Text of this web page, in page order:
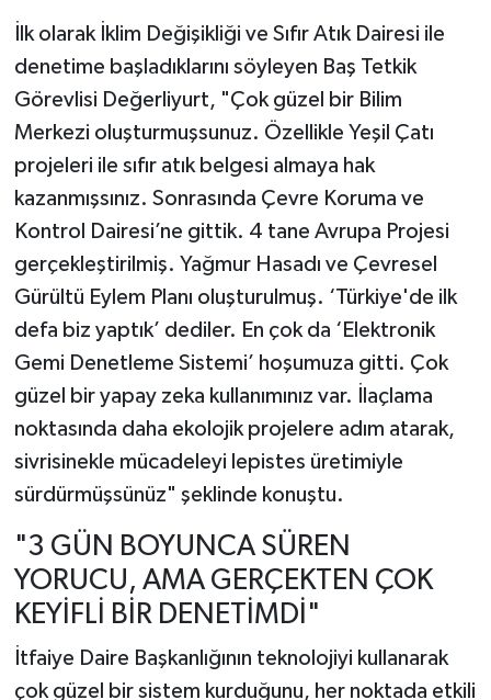
İlk olarak İklim Değişikliği ve Sıfır Atık Dairesi ile
denetime başladıklarını söyleyen Baş Tetkik
Görevlisi Değerliyurt, "Çok güzel bir Bilim
Merkezi oluşturmuşsunuz. Özellikle Yeşil Çatı
projeleri ile sıfır atık belgesi almaya hak
kazanmışsınız. Sonrasında Çevre Koruma ve
Kontrol Dairesi’ne gittik. 4 tane Avrupa Projesi
gerçekleştirilmiş. Yağmur Hasadı ve Çevresel
Gürültü Eylem Planı oluşturulmuş. ‘Türkiye'de ilk
defa biz yaptık’ dediler. En çok da ‘Elektronik
Gemi Denetleme Sistemi’ hoşumuza gitti. Çok
güzel bir yapay zeka kullanımınız var. İlaçlama
noktasında daha ekolojik projelere adım atarak,
sivrisinekle mücadeleyi lepistes üretimiyle
sürdürmüşsünüz" şeklinde konuştu.
"3 GÜN BOYUNCA SÜREN
YORUCU, AMA GERÇEKTEN ÇOK
KEYİFLİ BİR DENETİMDİ"
İtfaiye Daire Başkanlığının teknolojiyi kullanarak
çok güzel bir sistem kurduğunu, her noktada etkili